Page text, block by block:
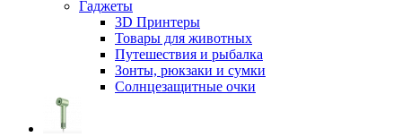
Гаджеты
3D Принтеры
Товары для животных
Путешествия и рыбалка
Зонты, рюкзаки и сумки
Солнцезащитные очки